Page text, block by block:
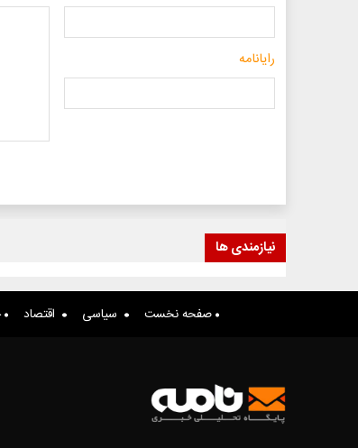
رایانامه
نیازمندی ها
صفحه نخست سیاسی اقتصاد